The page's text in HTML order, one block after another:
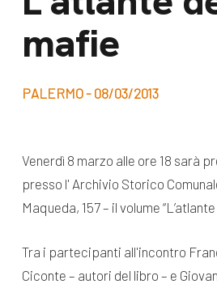
mafie
PALERMO - 08/03/2013
Venerdì 8 marzo alle ore 18 sarà
presso l' Archivio Storico
Maqueda, 157 – il volume
Tra i partecipanti all'incontro
Ciconte – autori del libro – e
Lavora con noi
Bilancio di
missione
appuntamenti
News
Appuntamenti